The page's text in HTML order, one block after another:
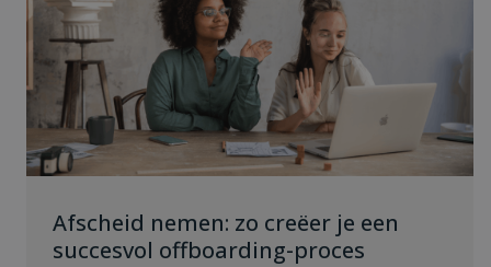
Afscheid nemen: zo creëer je een
succesvol offboarding-proces